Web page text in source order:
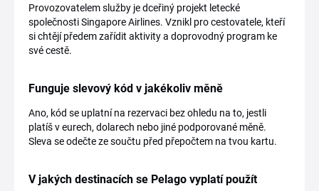
Provozovatelem služby je dceřiný projekt letecké
společnosti Singapore Airlines. Vznikl pro cestovatele, kteří
si chtějí předem zařídit aktivity a doprovodný program ke
své cestě.
Funguje slevový kód v jakékoliv měně
Ano, kód se uplatní na rezervaci bez ohledu na to, jestli
platíš v eurech, dolarech nebo jiné podporované měně.
Sleva se odečte ze součtu před přepočtem na tvou kartu.
V jakých destinacích se Pelago vyplatí použít